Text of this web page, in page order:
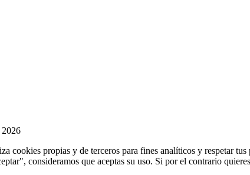
cookies propias y de terceros para fines analíticos y respetar tus
consideramos que aceptas su uso. Si por el contrario